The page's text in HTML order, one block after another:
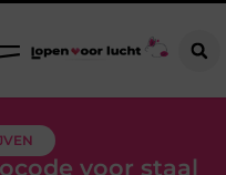
voor staal